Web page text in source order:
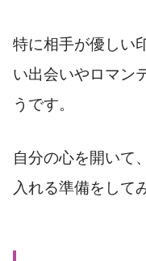
特に相手が優しい
い出会いやロマン
うです。
自分の心を開いて
入れる準備をして